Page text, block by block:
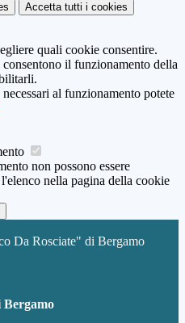
Accetta tutti i cookies
quali cookie consentire.
il funzionamento della
al funzionamento potete
non possono essere
nella pagina della cookie
Da Rosciate" di Bergamo